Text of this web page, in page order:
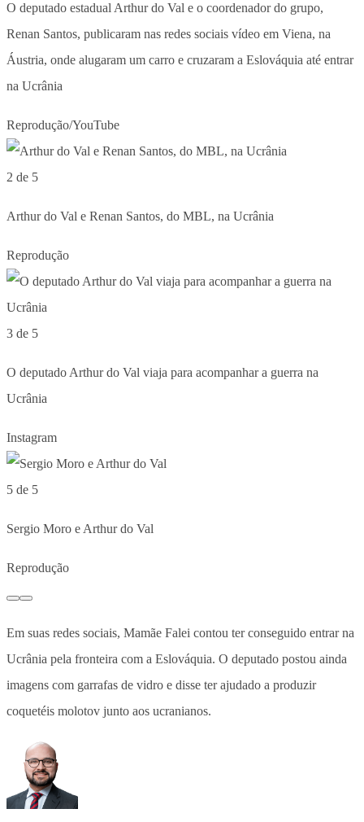
O deputado estadual Arthur do Val e o coordenador do grupo,
Renan Santos, publicaram nas redes sociais vídeo em Viena, na
Áustria, onde alugaram um carro e cruzaram a Eslováquia até entrar
na Ucrânia
Reprodução/YouTube
2 de 5
Arthur do Val e Renan Santos, do MBL, na Ucrânia
Reprodução
3 de 5
O deputado Arthur do Val viaja para acompanhar a guerra na
Ucrânia
Instagram
5 de 5
Sergio Moro e Arthur do Val
Reprodução
Em suas redes sociais, Mamãe Falei contou ter conseguido entrar na
Ucrânia pela fronteira com a Eslováquia. O deputado postou ainda
imagens com garrafas de vidro e disse ter ajudado a produzir
coquetéis molotov junto aos ucranianos.